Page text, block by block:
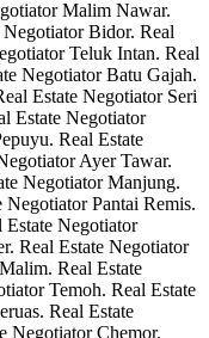
Malim Nawar.
Negotiator Bidor. Real
Teluk Intan. Real
Negotiator Batu Gajah.
Estate Negotiator Seri
Estate Negotiator
Real Estate
Ayer Tawar.
Negotiator Manjung.
Pantai Remis.
Estate Negotiator
Real Estate Negotiator
Real Estate
Temoh. Real Estate
Real Estate
Negotiator Chemor.